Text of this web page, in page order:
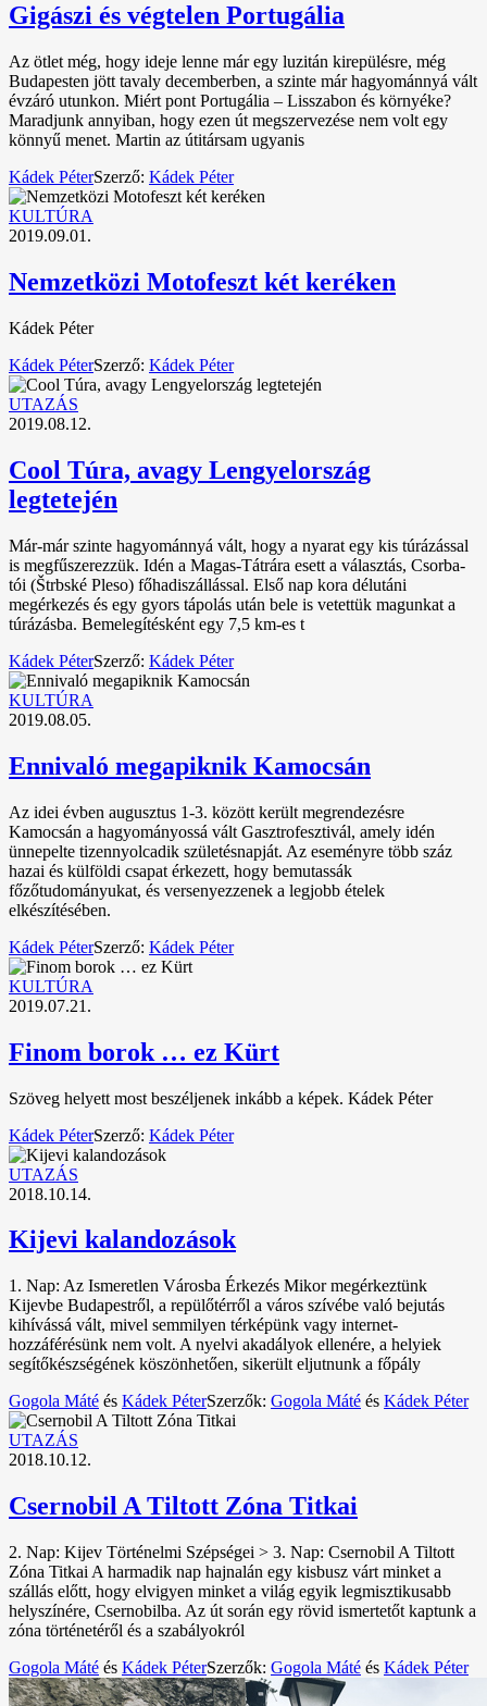
Gigászi és végtelen Portugália
Az ötlet még, hogy ideje lenne már egy luzitán kirepülésre, még
Budapesten jött tavaly decemberben, a szinte már hagyománnyá vált
évzáró utunkon. Miért pont Portugália – Lisszabon és környéke?
Maradjunk annyiban, hogy ezen út megszervezése nem volt egy
könnyű menet. Martin az útitársam ugyanis
Kádek PéterSzerző: Kádek Péter
KULTÚRA
2019.09.01.
Nemzetközi Motofeszt két keréken
Kádek Péter
Kádek PéterSzerző: Kádek Péter
UTAZÁS
2019.08.12.
Cool Túra, avagy Lengyelország
legtetején
Már-már szinte hagyománnyá vált, hogy a nyarat egy kis túrázással
is megfűszerezzük. Idén a Magas-Tátrára esett a választás, Csorba-
tói (Štrbské Pleso) főhadiszállással. Első nap kora délutáni
megérkezés és egy gyors tápolás után bele is vetettük magunkat a
túrázásba. Bemelegítésként egy 7,5 km-es t
Kádek PéterSzerző: Kádek Péter
KULTÚRA
2019.08.05.
Ennivaló megapiknik Kamocsán
Az idei évben augusztus 1-3. között került megrendezésre
Kamocsán a hagyományossá vált Gasztrofesztivál, amely idén
ünnepelte tizennyolcadik születésnapját. Az eseményre több száz
hazai és külföldi csapat érkezett, hogy bemutassák
főzőtudományukat, és versenyezzenek a legjobb ételek
elkészítésében.
Kádek PéterSzerző: Kádek Péter
KULTÚRA
2019.07.21.
Finom borok … ez Kürt
Szöveg helyett most beszéljenek inkább a képek. Kádek Péter
Kádek PéterSzerző: Kádek Péter
UTAZÁS
2018.10.14.
Kijevi kalandozások
1. Nap: Az Ismeretlen Városba Érkezés Mikor megérkeztünk
Kijevbe Budapestről, a repülőtérről a város szívébe való bejutás
kihívássá vált, mivel semmilyen térképünk vagy internet-
hozzáférésünk nem volt. A nyelvi akadályok ellenére, a helyiek
segítőkészségének köszönhetően, sikerült eljutnunk a főpály
Gogola Máté és Kádek PéterSzerzők: Gogola Máté és Kádek Péter
UTAZÁS
2018.10.12.
Csernobil A Tiltott Zóna Titkai
2. Nap: Kijev Történelmi Szépségei > 3. Nap: Csernobil A Tiltott
Zóna Titkai A harmadik nap hajnalán egy kisbusz várt minket a
szállás előtt, hogy elvigyen minket a világ egyik legmisztikusabb
helyszínére, Csernobilba. Az út során egy rövid ismertetőt kaptunk a
zóna történetéről és a szabályokról
Gogola Máté és Kádek PéterSzerzők: Gogola Máté és Kádek Péter